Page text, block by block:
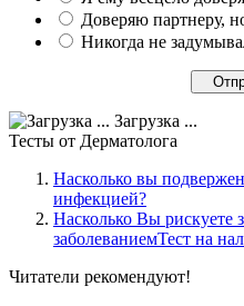
Доверяю партнеру,
Никогда не
Загрузка ...
Тесты от Дерматолога
Насколько вы
инфекцией?
Насколько Вы рискуете
заболеваниемТест на
Читатели рекомендуют!